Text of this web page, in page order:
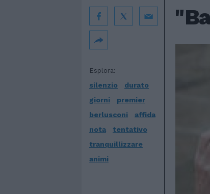
Esplora:
silenzio
durato
giorni
premier
berlusconi
affida
nota
tentativo
tranquillizzare
animi